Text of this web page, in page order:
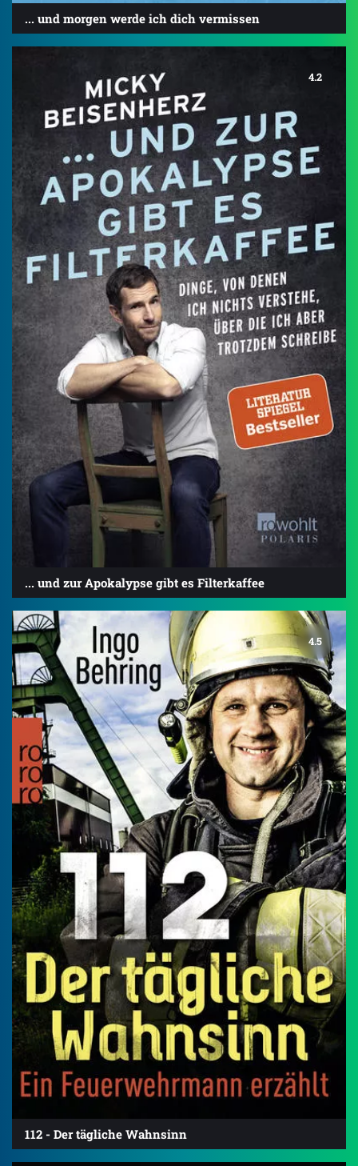
... und morgen werde ich dich vermissen
4.2
... und zur Apokalypse gibt es Filterkaffee
4.5
112 - Der tägliche Wahnsinn